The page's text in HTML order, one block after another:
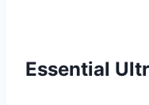
Essential